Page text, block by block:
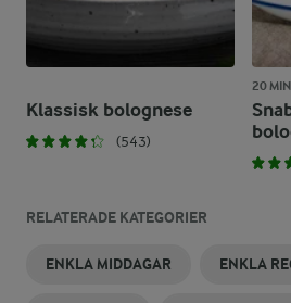
Klassisk bolognese
(543)
20 MIN
RELATERADE KATEGORIER
ENKLA MIDDAGAR ENKLA